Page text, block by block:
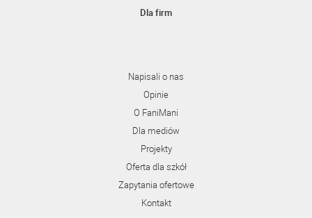
Dla firm
Napisali o nas
Opinie
O FaniMani
Dla mediów
Projekty
Oferta dla szkół
Zapytania ofertowe
Kontakt